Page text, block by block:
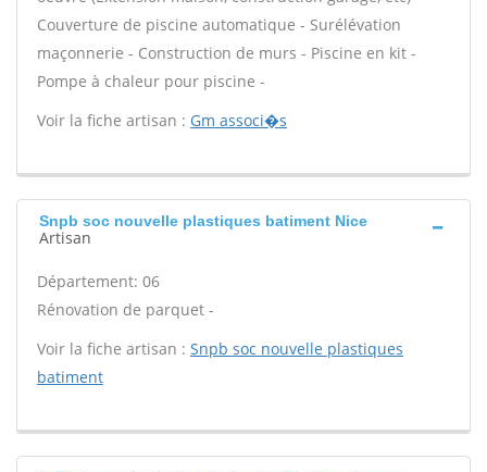
Couverture de piscine automatique - Surélévation
maçonnerie - Construction de murs - Piscine en kit -
Pompe à chaleur pour piscine -
Voir la fiche artisan : Gm associ�s
Snpb soc nouvelle plastiques batiment Nice
Artisan
Département: 06
Rénovation de parquet -
Voir la fiche artisan : Snpb soc nouvelle plastiques
batiment